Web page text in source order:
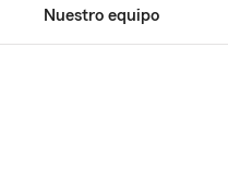
Nuestro equipo